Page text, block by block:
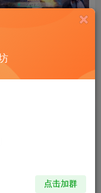
卦修复版】最新整理
工服务端+定制后台
权后台+安卓苹果双端
R币
点击加群